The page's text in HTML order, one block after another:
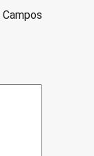
Campos